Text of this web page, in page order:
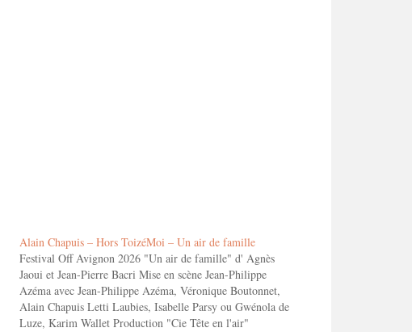
Alain Chapuis – Hors ToizéMoi – Un air de famille
Festival Off Avignon 2026 "Un air de famille" d' Agnès
Jaoui et Jean-Pierre Bacri Mise en scène Jean-Philippe
Azéma avec Jean-Philippe Azéma, Véronique Boutonnet,
Alain Chapuis Letti Laubies, Isabelle Parsy ou Gwénola de
Luze, Karim Wallet Production "Cie Tête en l'air"